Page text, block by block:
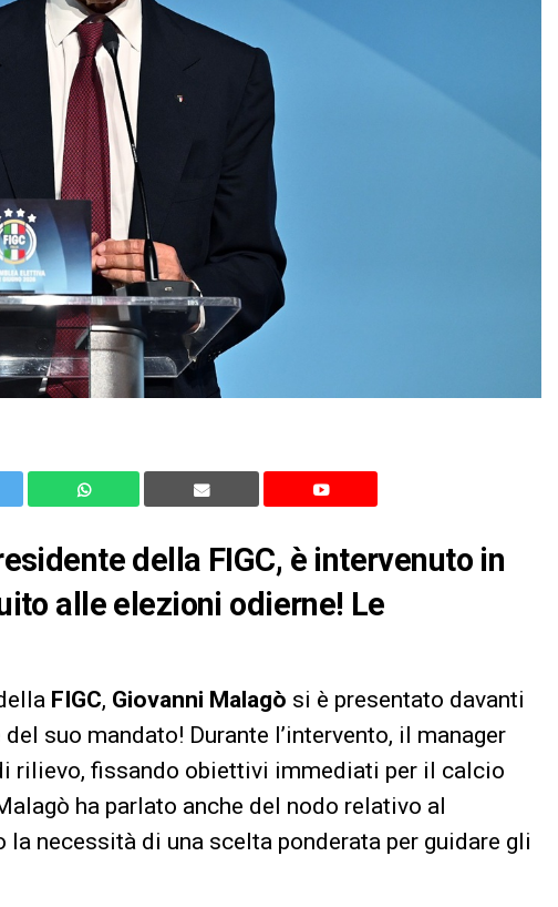
della FIGC, è intervenuto in
alle elezioni odierne! Le
FIGC, Giovanni Malagò si è presentato davanti
suo mandato! Durante l’intervento, il manager
rilievo, fissando obiettivi immediati per il calcio
ha parlato anche del nodo relativo al
necessità di una scelta ponderata per guidare gli